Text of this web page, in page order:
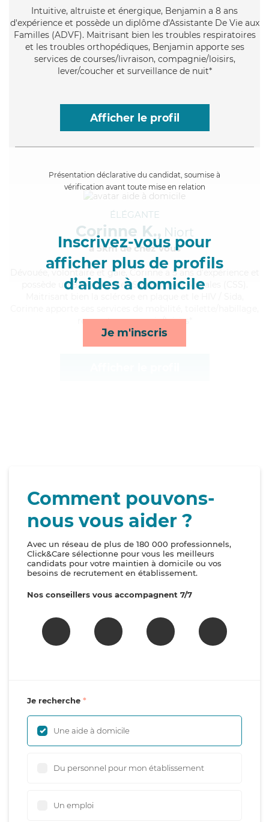
Intuitive, altruiste et énergique, Benjamin a 8 ans
d'expérience et possède un diplôme d'Assistante De Vie aux
Familles (ADVF). Maitrisant bien les troubles respiratoires
et les troubles orthopédiques, Benjamin apporte ses
services de courses/livraison, compagnie/loisirs,
lever/coucher et surveillance de nuit*
Afficher le profil
Présentation déclarative du candidat, soumise à
vérification avant toute mise en relation
Inscrivez-vous pour
afficher plus de profils
d’aides à domicile
Je m'inscris
ÉLÉGANTE
Corinne K., Niort
à 5km de chez Vous
, volontaire et gaie, Corinne a 5 ans d'expérience et
possède un BEP Carrières Sanitaires et Sociales (CSS).
repas et compagnie/loisirs*
Comment pouvons-
nous vous aider ?
Avec un réseau de plus de 180 000 professionnels,
Click&Care sélectionne pour vous les meilleurs
candidats pour votre maintien à domicile ou vos
besoins de recrutement en établissement.
Nos conseillers vous accompagnent 7/7
Je recherche
Une aide à domicile
Du personnel pour mon établissement
Un emploi